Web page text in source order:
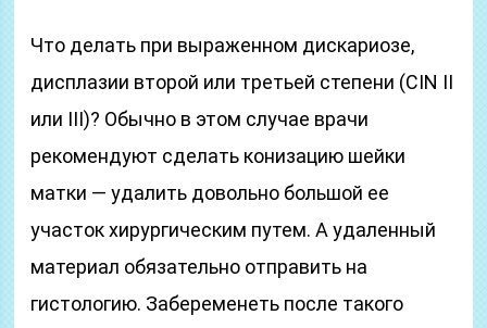
Что делать при выраженном дискариозе,
дисплазии второй или третьей степени (CIN II
или III)? Обычно в этом случае врачи
рекомендуют сделать конизацию шейки
матки — удалить довольно большой ее
участок хирургическим путем. А удаленный
материал обязательно отправить на
гистологию. Забеременеть после такого